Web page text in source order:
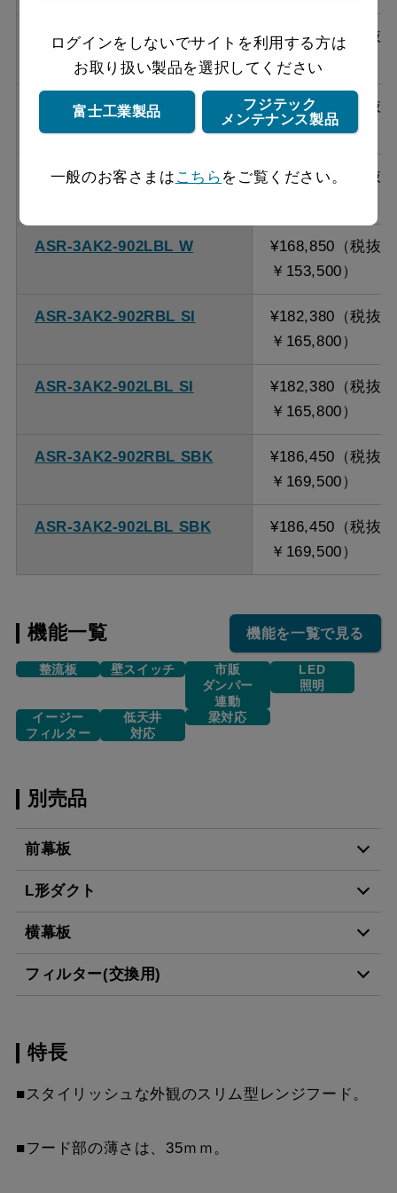
ASR-3AK2-902RBL BK
¥168,850（税抜
￥153,500）
ASR-3AK2-902LBL BK
¥168,850（税抜
￥153,500）
ASR-3AK2-902RBL W
¥168,850（税抜
ASR-3AK2-902LBL W
¥168,850（税抜
￥153,500）
ASR-3AK2-902RBL SI
¥182,380（税抜
￥165,800）
ASR-3AK2-902LBL SI
¥182,380（税抜
￥165,800）
ASR-3AK2-902RBL SBK
¥186,450（税抜
￥169,500）
ASR-3AK2-902LBL SBK
¥186,450（税抜
￥169,500）
機能一覧 機能を一覧で見る
整流板 壁スイッチ
市販
ダンパー
連動
LED
照明
イージー
フィルター
低天井
対応
梁対応
別売品
前幕板
MPB-9465 BK ¥10,890（税抜価格 ￥
MPB-9465 W ¥10,890（税抜価格 ￥
MPB-9465 SBK
MPB-9565 BK
MPB-9565 W
L形ダクト
LD-15 ¥3,520（税抜価格 ￥
横幕板
YMP465-C300 W
YMP465-C300 SI ¥9,570（税抜価格 ￥
YMP465-C300 SBK
フィルター(交換用)
VES-4001
FES-4001 ¥5,390（税抜価格 ￥
AES-4001
特長
■スタイリッシュな外観のスリム型レンジフード。
■フード部の薄さは、35ｍｍ。
ログインをしないでサイトを利用する方は
お取り扱い製品を選択してください
富士工業製品
フジテック
メンテナンス製品
一般のお客さまは こちら をご覧ください。